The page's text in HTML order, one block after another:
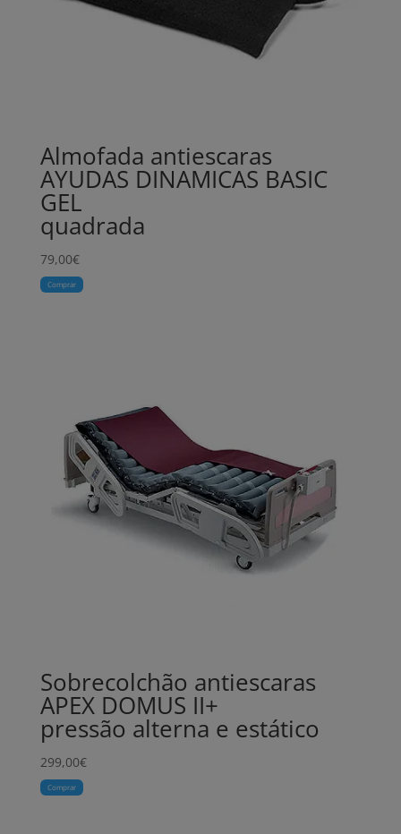
Almofada antiescaras
AYUDAS DINAMICAS BASIC
GEL
quadrada
79,00€
Comprar
Sobrecolchão antiescaras
APEX DOMUS II+
pressão alterna e estático
299,00€
Comprar